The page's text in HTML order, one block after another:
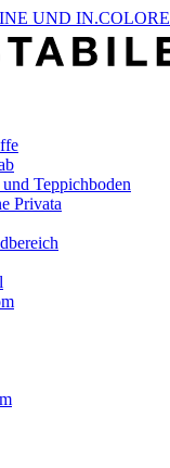
UND IN.COLORE
Teppichboden
Privata